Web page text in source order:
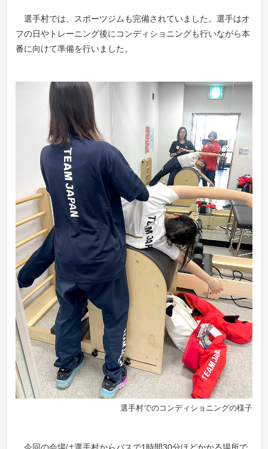
選手村では、スポーツジムも完備されていました。選手はオ
フの日やトレーニング後にコンディショニングも行いながら本
番に向けて準備を行いました。
選手村でのコンディショニングの様子